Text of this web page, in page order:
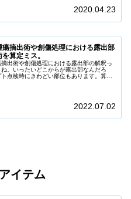
2020.04.23
瘍摘出術や創傷処理における露出部
算定ミス。
出術や創傷処理における露出部の解釈っ
。いったいどこからが露出部なんだろ
ト点検時にきわどい部位もあります。算定
2022.07.02
イテム